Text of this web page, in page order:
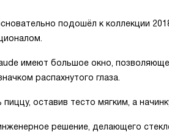
подошёл к коллекции
имеют большое окно,
распахнутого глаза.
оставив тесто мягким, а
решение, делающего